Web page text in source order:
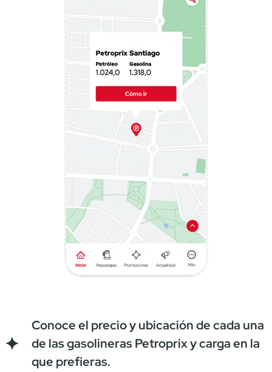
Conoce el precio y ubicación de cada una
de las gasolineras Petroprix y carga en la
que prefieras.